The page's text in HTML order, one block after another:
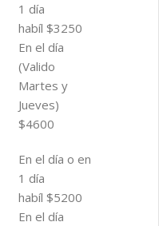
1 día
habíl $3250
En el día
(Valido
Martes y
Jueves)
$4600
En el día o en
1 día
habíl $5200
En el día